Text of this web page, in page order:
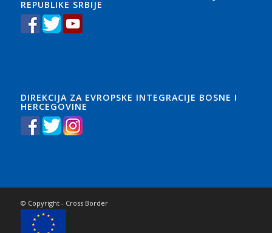
REPUBLIKE SRBIJE
DIREKCIJA ZA EVROPSKE INTEGRACIJE BOSNE I
HERCEGOVINE
© Copyright - Cross Border